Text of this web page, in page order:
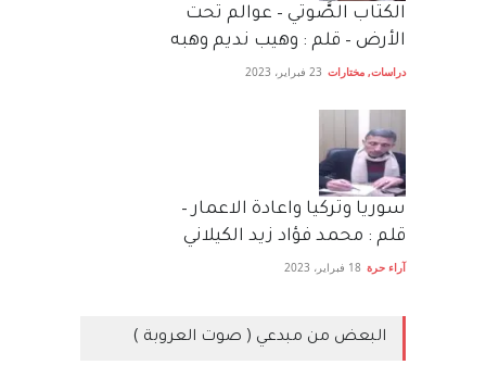
الكتاب الصَّوتي – عوالم تحت
الأرض – قلم : وهيب نديم وهبه
دراسات, مختارات 23 فبراير، 2023
سوريا وتركيا واعادة الاعمار –
قلم : محمد فؤاد زيد الكيلاني
آراء حرة 18 فبراير، 2023
البعض من مبدعي ( صوت العروبة )